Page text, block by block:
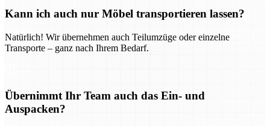
Kann ich auch nur Möbel transportieren lassen?
Natürlich! Wir übernehmen auch Teilumzüge oder einzelne
Transporte – ganz nach Ihrem Bedarf.
Übernimmt Ihr Team auch das Ein- und
Auspacken?